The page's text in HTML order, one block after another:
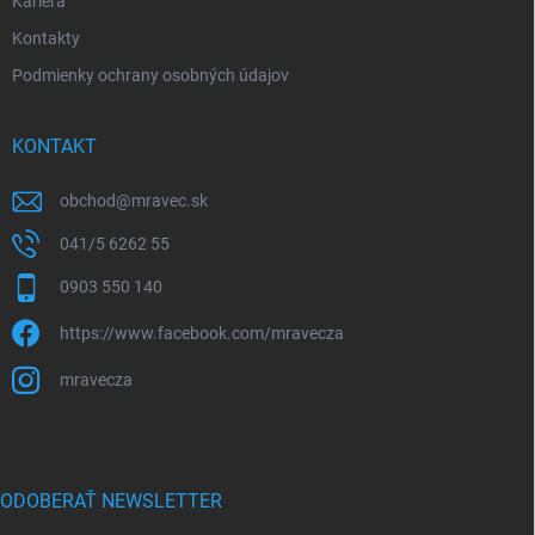
Kontakty
Podmienky ochrany osobných údajov
KONTAKT
obchod@mravec.sk
041/5 6262 55
0903 550 140
https://www.facebook.com/mravecza
mravecza
ODOBERAŤ NEWSLETTER